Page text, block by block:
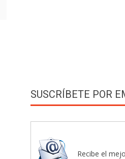
SUSCRÍBETE POR
Recibe el